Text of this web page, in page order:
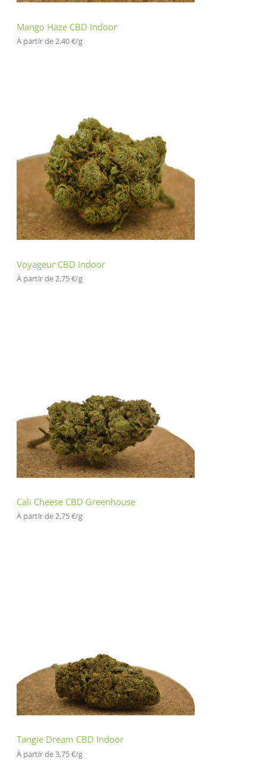
Mango Haze CBD Indoor
À partir de 2,40€/g
Voyageur CBD Indoor
À partir de 2,75€/g
Cali Cheese CBD Greenhouse
À partir de 2,75€/g
Tangie Dream CBD Indoor
À partir de 3,75€/g